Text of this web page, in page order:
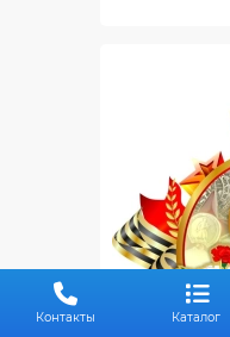
Контакты Каталог